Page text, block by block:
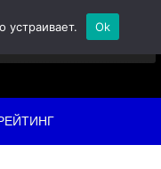
устраивает. Ok